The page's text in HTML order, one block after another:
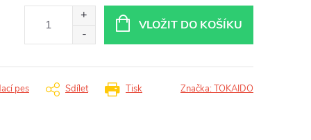
VLOŽIT DO KOŠÍKU
Tisk
pes Sdílet Značka:TOKAIDO